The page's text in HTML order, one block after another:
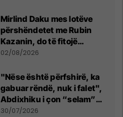
Mirlind Daku mes lotëve
përshëndetet me Rubin
Kazanin, do të fitojë
miliona te Spartak Moska
02/08/2026
"Nëse është përfshirë, ka
gabuar rëndë, nuk i falet",
Abdixhiku i çon “selam”
Përparim Ramës
30/07/2026